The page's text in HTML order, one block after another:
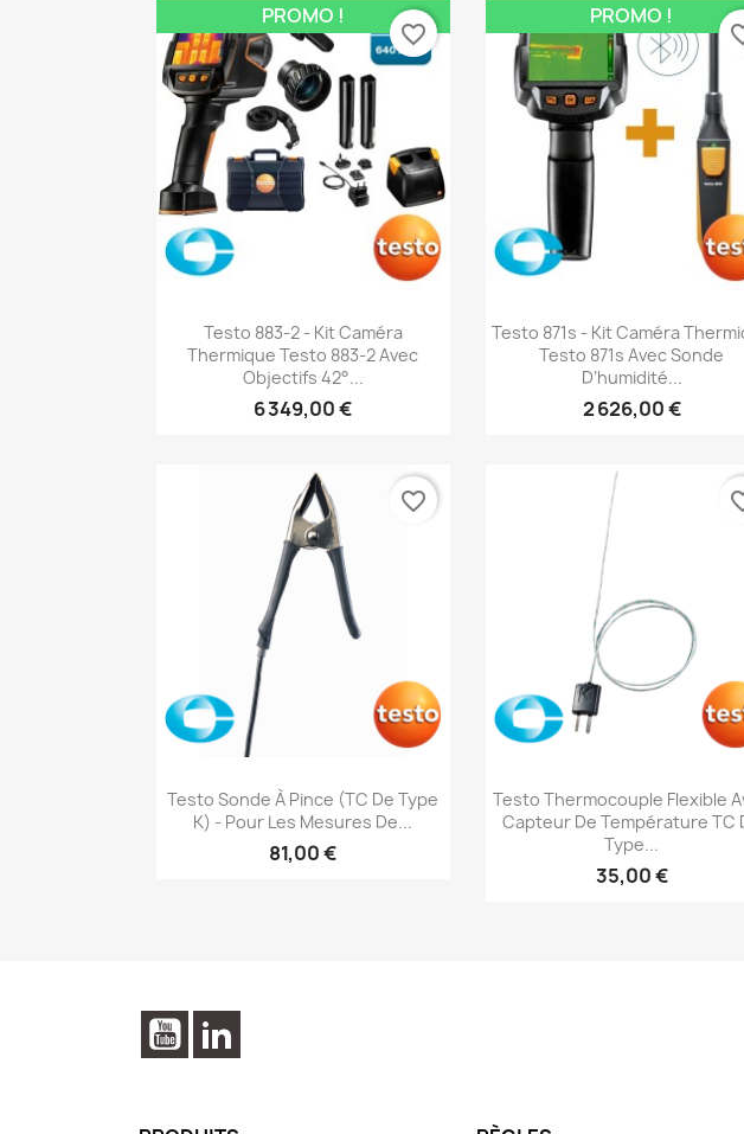
Testo 883-2 - Kit Caméra
Thermique Testo 883-2 Avec
Objectifs 42°...
6 349,00 €
PROMO !
favorite_border
Testo 871s - Kit Caméra
Testo 871s Avec Sonde
D’humidité...
2 626,00 €
PROMO !
Testo Sonde À Pince (TC De Type
K) - Pour Les Mesures De...
81,00 €
favorite_border
Testo Thermocouple Flexible
Capteur De Température TC
Type...
35,00 €
YouTube